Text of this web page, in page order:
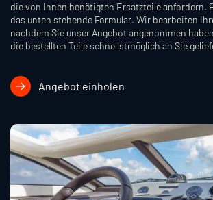
die von Ihnen benötigten Ersatzteile anfordern.
das unten stehende Formular. Wir bearbeiten
nachdem Sie unser Angebot angenommen
die bestellten Teile schnellstmöglich an Sie
Angebot einholen